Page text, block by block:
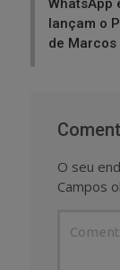
WhatsApp
lançam o
de Marcos
O seu
Campos